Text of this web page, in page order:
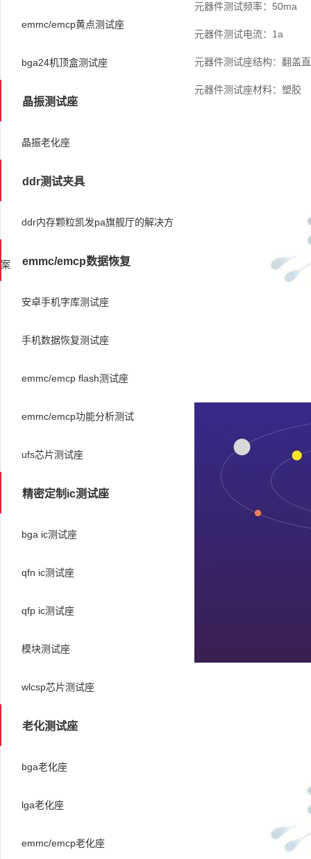
元器件测试频率：50ma
元器件测试电流：1a
元器件测试座结构：翻盖
元器件测试座材料：塑胶
emmc/emcp黄点测试座
bga24机顶盒测试座
晶振测试座
晶振老化座
ddr测试夹具
ddr内存颗粒凯发pa旗舰厅的解决方
案 emmc/emcp数据恢复
安卓手机字库测试座
手机数据恢复测试座
emmc/emcp flash测试座
emmc/emcp功能分析测试
ufs芯片测试座
精密定制ic测试座
bga ic测试座
qfn ic测试座
qfp ic测试座
模块测试座
wlcsp芯片测试座
老化测试座
bga老化座
lga老化座
emmc/emcp老化座